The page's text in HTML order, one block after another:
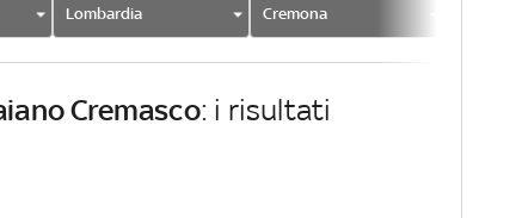
Lombardia Cremona
Cremasco: i risultati